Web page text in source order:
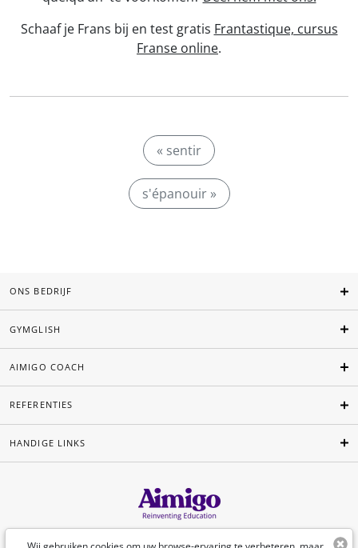
Schaaf je Frans bij en test gratis Frantastique, cursus
Franse online.
« sentir
s'épanouir »
ONS BEDRIJF
GYMGLISH
AIMIGO COACH
REFERENTIES
HANDIGE LINKS